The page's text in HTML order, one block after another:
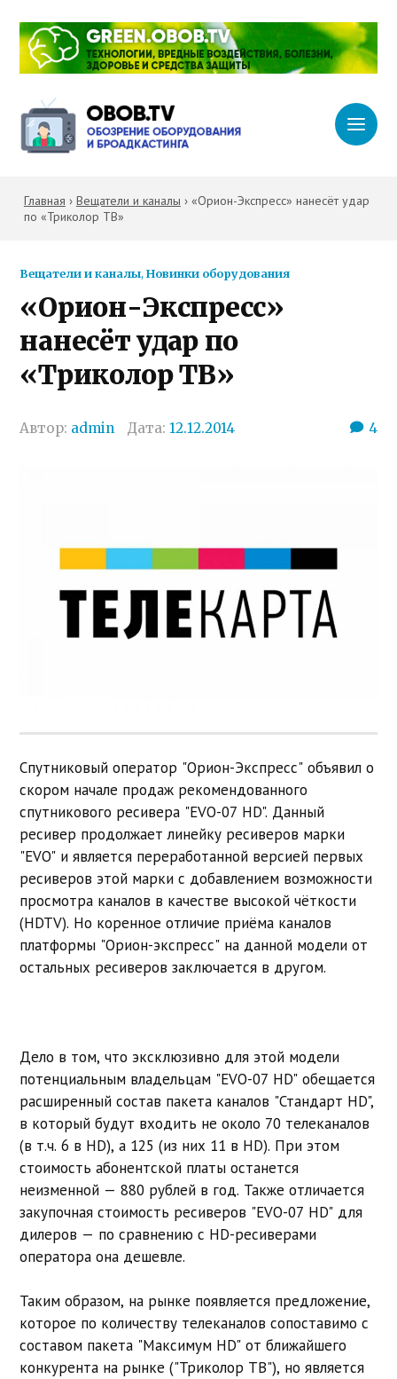
Главная › Вещатели и каналы › «Орион-Экспресс» нанесёт удар
по «Триколор ТВ»
Вещатели и каналы,Новинки оборудования
«Орион-Экспресс»
нанесёт удар по
«Триколор ТВ»
Автор: admin Дата:12.12.2014 4
Спутниковый оператор "Орион-Экспресс" объявил о
скором начале продаж рекомендованного
спутникового ресивера "EVO-07 HD". Данный
ресивер продолжает линейку ресиверов марки
"EVO" и является переработанной версией первых
ресиверов этой марки с добавлением возможности
просмотра каналов в качестве высокой чёткости
(HDTV). Но коренное отличие приёма каналов
платформы "Орион-экспресс" на данной модели от
остальных ресиверов заключается в другом.
Дело в том, что эксклюзивно для этой модели
потенциальным владельцам "EVO-07 HD" обещается
расширенный состав пакета каналов "Стандарт HD",
в который будут входить не около 70 телеканалов
(в т.ч. 6 в HD), а 125 (из них 11 в HD). При этом
стоимость абонентской платы останется
неизменной — 880 рублей в год. Также отличается
закупочная стоимость ресиверов "EVO-07 HD" для
дилеров — по сравнению с HD-ресиверами
оператора она дешевле.
Таким образом, на рынке появляется предложение,
которое по количеству телеканалов сопоставимо с
составом пакета "Максимум HD" от ближайшего
конкурента на рынке ("Триколор ТВ"), но является